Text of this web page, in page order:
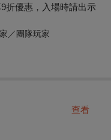
折優惠，入場時請出示
／團隊玩家
查看